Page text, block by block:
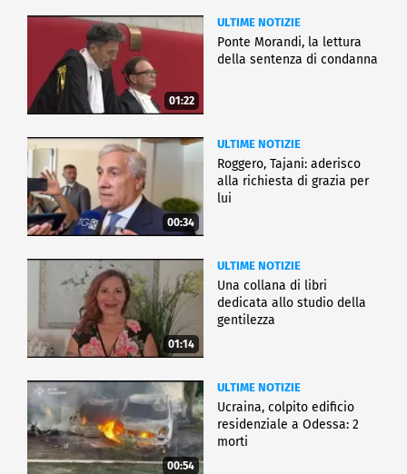
01:22
ULTIME NOTIZIE
Ponte Morandi, la lettura
della sentenza di condanna
00:34
ULTIME NOTIZIE
Roggero, Tajani: aderisco
alla richiesta di grazia per
lui
01:14
ULTIME NOTIZIE
Una collana di libri
dedicata allo studio della
gentilezza
00:54
ULTIME NOTIZIE
Ucraina, colpito edificio
residenziale a Odessa: 2
morti